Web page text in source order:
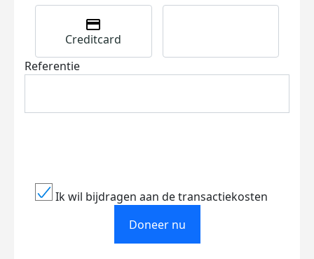
Creditcard
Referentie
Ik wil bijdragen aan de transactiekosten
Doneer nu